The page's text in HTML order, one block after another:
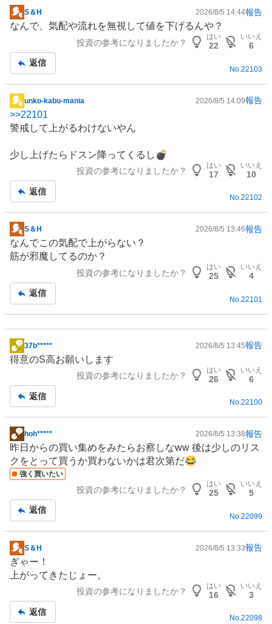
掲
示
事
S＆H 2026/8/5 14:44報告
なんで、気配や流れを無視して値を下げるんや？
投資の参考になりましたか？
はい
22
いいえ
6
返信
No. 22103
掲
示
板
事
unko-kabu-mania 2026/8/5 14:09報告
>>22101
警戒して上がるわけないやん
少し上げたらドスン降ってくるし💣
投資の参考になりましたか？
はい
17
いいえ
10
返信
No.22102
掲
示
板
S＆H 2026/8/5 13:46報告
なんでこの気配で上がらない？
筋が邪魔してるのか？
投資の参考になりましたか？
はい
25
いいえ
4
返信
No. 22101
掲
示
事
37b***** 2026/8/5 13:45報告
得意のS高お願いします
投資の参考になりましたか？
はい
26
いいえ
6
返信
No.22100
掲
示
板
記
hoh***** 2026/8/5 13:38報告
昨日からの買い集めをみたらお察しなww 後は少しのリス
クをとって買うか買わないかは君次第だ😂
強く買いたい
投資の参考になりましたか？
はい
25
いいえ
5
返信
No. 22099
掲
示
板
S＆H 2026/8/5 13:33報告
ぎゃー！
上がってきたじょー。
投資の参考になりましたか？
はい
16
いいえ
3
返信
No.22098